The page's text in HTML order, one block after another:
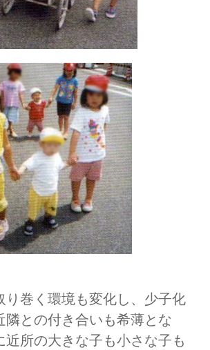
り巻く環境も変化し、少子化
隣との付き合いも希薄とな
近所の大きな子も小さな子も